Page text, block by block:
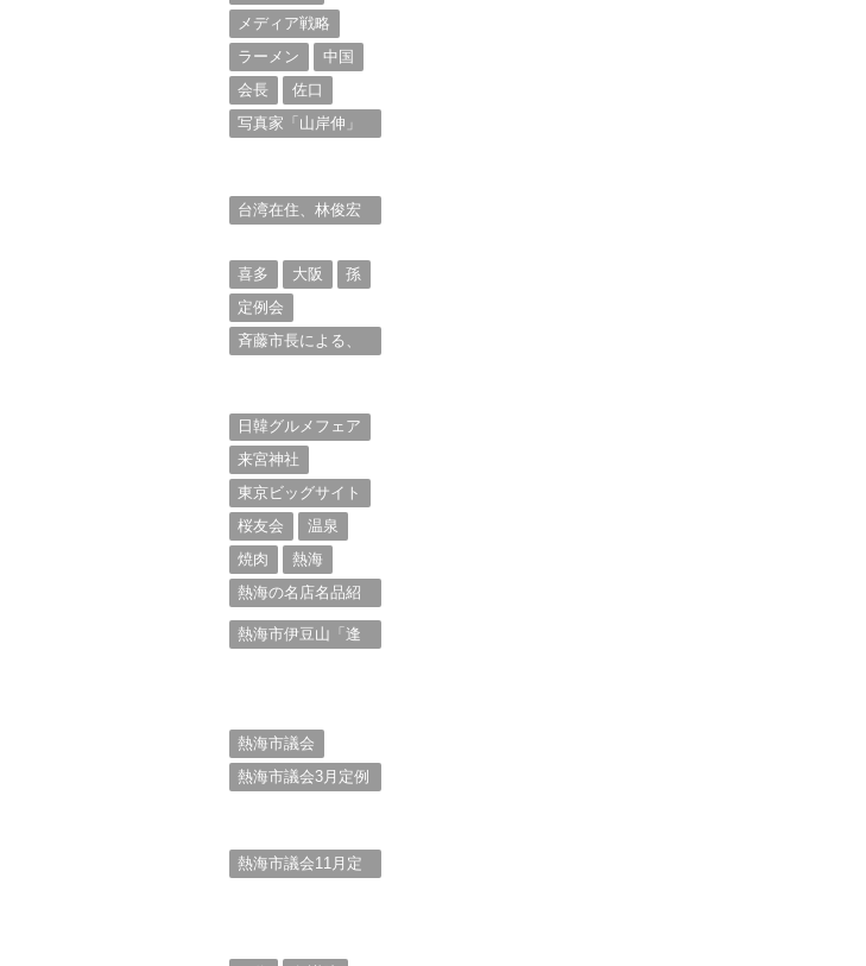
メディア戦略
ラーメン
中国
会長
佐口
写真家「山岸伸」
台湾在住、林俊宏
喜多
大阪
孫
定例会
斉藤市長による、
日韓グルメフェア
来宮神社
東京ビッグサイト
桜友会
温泉
焼肉
熱海
熱海の名店名品紹
熱海市伊豆山「逢
熱海市議会
熱海市議会3月定例
熱海市議会11月定